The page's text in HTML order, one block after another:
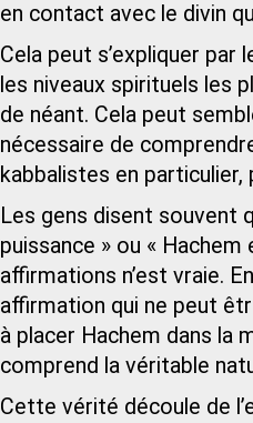
en contact avec le divin
Cela peut s’expliquer
les niveaux spirituels les
de néant. Cela peut
nécessaire de
kabbalistes en
Les gens disent souvent
puissance » ou «
affirmations n’est vraie.
affirmation qui ne peut
à placer Hachem dans la
comprend la véritable
Cette vérité découle de